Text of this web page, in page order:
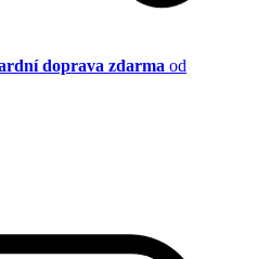
doprava zdarma od